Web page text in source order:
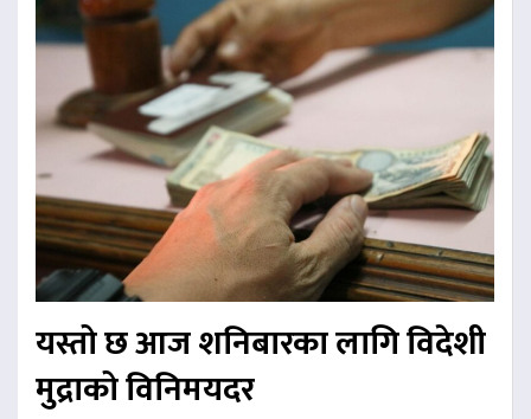
यस्तो छ आज शनिबारका लागि विदेशी
मुद्राको विनिमयदर